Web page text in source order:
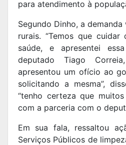
para atendimento à
Segundo Dinho, a
rurais. “Temos que
saúde, e apresentei
deputado Tiago
apresentou um ofício ao
solicitando a mesma”,
“tenho certeza que
com a parceria com o
Em sua fala, ressaltou
Serviços Públicos de